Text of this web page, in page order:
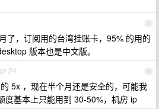
7
了，订阅用的台湾挂账卡，95% 的用的
版本也是中文版。
8
24
5x ，现在半个月还是安全的，可能我
度基本上只能用到 30-50%，机房 ip